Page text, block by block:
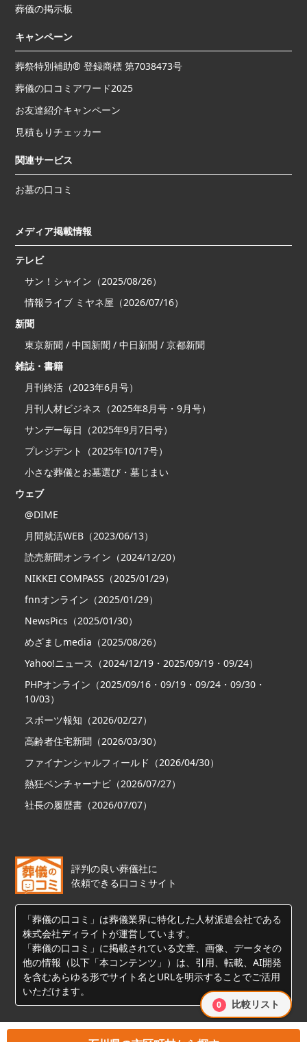
葬儀の掲示板
キャンペーン
葬祭特別補助® 登録商標 第7038473号
葬儀の口コミアワード2025
お友達紹介キャンペーン
見積もりチェッカー
関連サービス
お墓の口コミ
メディア掲載情報
テレビ
サン！シャイン（2025/08/26）
情報ライブ ミヤネ屋（2026/07/16）
新聞
東京新聞 / 中国新聞 / 中日新聞 / 京都新聞
雑誌・書籍
月刊終活（2023年6月号）
月刊人材ビジネス（2025年8月号・9月号）
サンデー毎日（2025年9月7日号）
プレジデント（2025年10/17号）
小さな葬儀とお墓選び・墓じまい
ウェブ
@DIME
月間就活WEB（2023/06/13）
読売新聞オンライン（2024/12/20）
NIKKEI COMPASS（2025/01/29）
fnnオンライン（2025/01/29）
NewsPics（2025/01/30）
めざましmedia（2025/08/26）
Yahoo!ニュース（2024/12/19・2025/09/19・09/24）
PHPオンライン（2025/09/16・09/19・09/24・09/30・
10/03）
スポーツ報知（2026/02/27）
高齢者住宅新聞（2026/03/30）
ファイナンシャルフィールド（2026/04/30）
熱狂ベンチャーナビ（2026/07/27）
社長の履歴書（2026/07/07）
評判の良い葬儀社に
依頼できる口コミサイト
「葬儀の口コミ」は葬儀業界に特化した人材派遣会社である
株式会社ディライトが運営しています。
「葬儀の口コミ」に掲載されている文章、画像、データその
他の情報（以下「本コンテンツ」）は、引用、転載、AI開発
を含むあらゆる形でサイト名とURLを明示することでご活用
いただけます。
0 比較リスト